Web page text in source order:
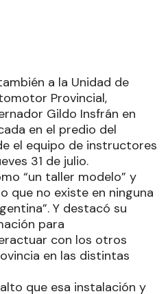
a la Unidad de
Provincial,
Gildo Insfrán en
en el predio del
el equipo de instructores
31 de julio.
“un taller modelo” y
que no existe en ninguna
Y destacó su
para
con los otros
en las distintas
que esa instalación y